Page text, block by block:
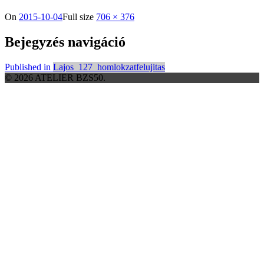
On 2015-10-04Full size 706 × 376
Bejegyzés navigáció
Published in Lajos_127_homlokzatfelujitas
© 2026 ATELIER BZS50.